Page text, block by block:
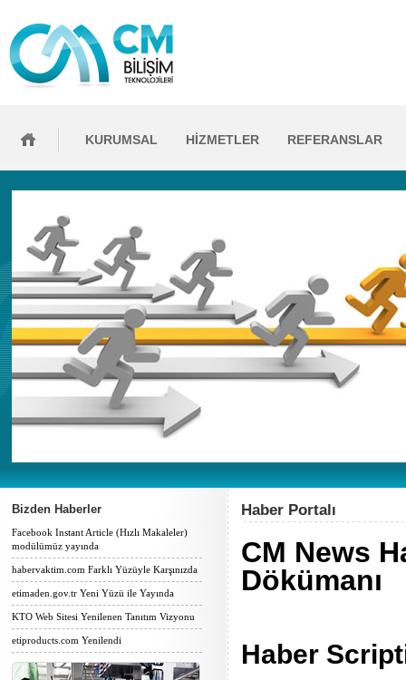
KURUMSAL HİZMETLER REFERANSLAR
Bizden Haberler
Facebook Instant Article (Hızlı Makaleler)
modülümüz yayında
habervaktim.com Farklı Yüzüyle Karşınızda
etimaden.gov.tr Yeni Yüzü ile Yayında
KTO Web Sitesi Yenilenen Tanıtım Vizyonu
etiproducts.com Yenilendi
Haber Portalı
CM News
Dökümanı
Haber